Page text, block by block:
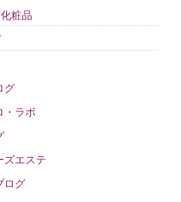
粧品
グ
・ラボ
ズエステ
ログ